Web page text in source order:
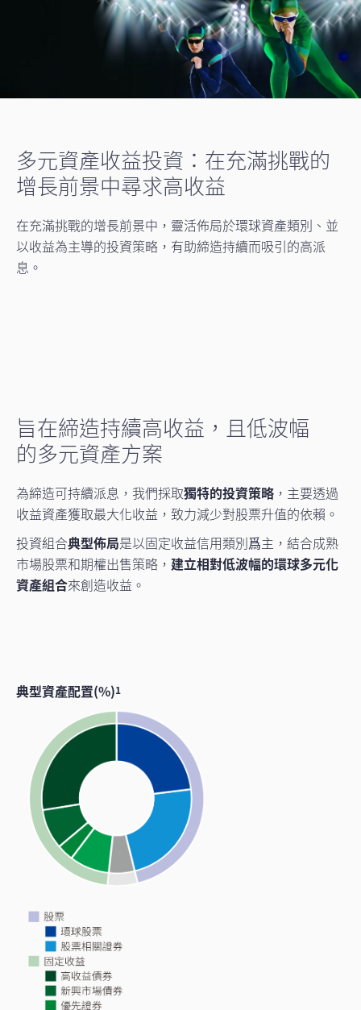
定性，法律及稅務風險，結算風險，保管風險及貨幣風險/控制。
本基金投資於固定收益及固定收益相關證券，以及現金或等同現金形
式，會承受高息債券風險，信用/交易對手風險，利率風險，主權債
務風險，估值風險，及信用評級及降級風險。
投資涉及風險。本基金的投資者或須承受資本虧損。投資者不應只單
靠本資料而作出投資決定，而應仔細閱讀銷售文件，以獲取詳細資
多元資產收益投資：在充滿挑戰的
增長前景中尋求高收益
在充滿挑戰的增長前景中，靈活佈局於環球資產類別、並
以收益為主導的投資策略，有助締造持續而吸引的高派
息。
旨在締造持續高收益，且低波幅
的多元資產方案
為締造可持續派息，我們採取獨特的投資策略 ，主要透過
收益資產獲取最大化收益，致力減少對股票升值的依賴。
投資組合典型佈局是以固定收益信用類別爲主，結合成熟
市場股票和期權出售策略， 建立相對低波幅的環球多元化
資產組合來創造收益。
典型資產配置(%)1